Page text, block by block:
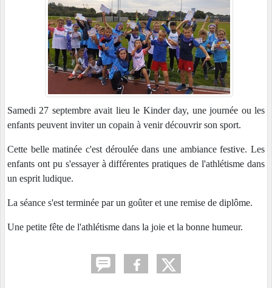
Samedi 27 septembre avait lieu le Kinder day, une journée ou les
enfants peuvent inviter un copain à venir découvrir son sport.
Cette belle matinée c'est déroulée dans une ambiance festive. Les
enfants ont pu s'essayer à différentes pratiques de l'athlétisme dans
un esprit ludique.
La séance s'est terminée par un goûter et une remise de diplôme.
Une petite fête de l'athlétisme dans la joie et la bonne humeur.